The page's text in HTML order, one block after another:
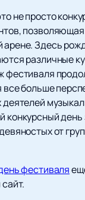
не просто
позволяющая
арене. Здесь
различные
фестиваля
все больше
конкурсный
от
фестиваля